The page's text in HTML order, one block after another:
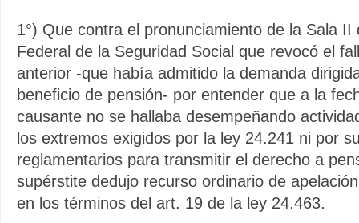
1°) Que contra el pronunciamiento de la Sala II
Federal de la Seguridad Social que revocó el
anterior -que había admitido la demanda
beneficio de pensión- por entender que a la
causante no se hallaba desempeñando
los extremos exigidos por la ley 24.241 ni por
reglamentarios para transmitir el derecho a
supérstite dedujo recurso ordinario de
en los términos del art. 19 de la ley 24.463.